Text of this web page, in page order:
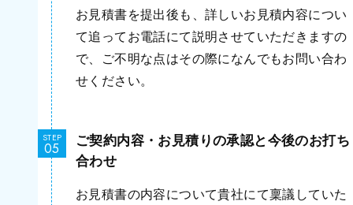
お見積書を提出後も、詳しいお見積内容につい
て追ってお電話にて説明させていただきますの
で、ご不明な点はその際になんでもお問い合わ
せください。
STEP
ご契約内容・お見積りの承認と今後のお打ち
合わせ
お見積書の内容について貴社にて稟議していた